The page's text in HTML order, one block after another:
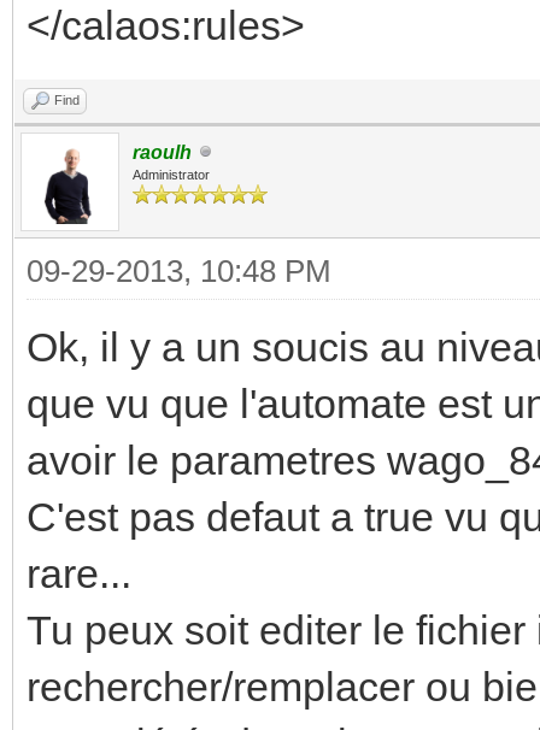
</calaos:rules>
Find
raoulh
Administrator
09-29-2013, 10:48 PM
Ok, il y a un soucis au
que vu que l'automate est
avoir le parametres
C'est pas defaut a true vu
rare...
Tu peux soit editer le
rechercher/remplacer ou